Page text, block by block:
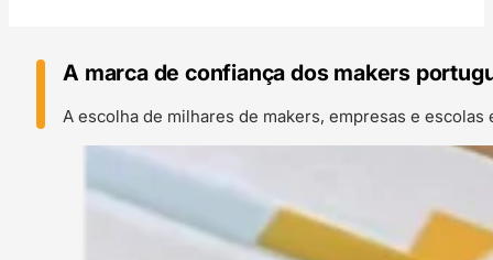
A marca de confiança dos makers
A escolha de milhares de makers, empresas e escolas